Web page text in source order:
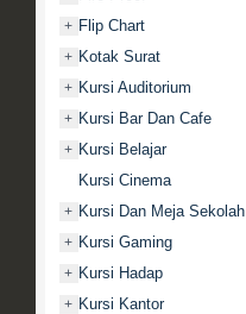
+ Flip Chart
+ Kotak Surat
+ Kursi Auditorium
+ Kursi Bar Dan Cafe
+ Kursi Belajar
Kursi Cinema
+ Kursi Dan Meja Sekolah
+ Kursi Gaming
+ Kursi Hadap
+ Kursi Kantor